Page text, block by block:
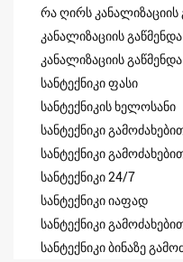
რა ღირს კანალიზაციის
კანალიზაციის
კანალიზაციის გაწმენდა
სანტექნიკი ფასი
სანტექნიკის ხელოსანი
სანტექნიკი
სანტექნიკი
სანტექნიკი 24/7
სანტექნიკი იაფად
სანტექნიკი
სანტექნიკი ბინაზე